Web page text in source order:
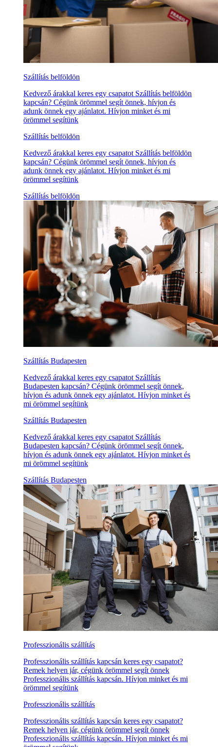
Szállítás belföldön
Kedvező árakkal keres egy csapatot Szállítás belföldön
kapcsán? Cégünk örömmel segít önnek, hívjon és
adunk önnek egy ajánlatot. Hívjon minket és mi
örömmel segítünk
Szállítás belföldön
Kedvező árakkal keres egy csapatot Szállítás belföldön
kapcsán? Cégünk örömmel segít önnek, hívjon és
adunk önnek egy ajánlatot. Hívjon minket és mi
örömmel segítünk
Szállítás belföldön
Szállítás Budapesten
Kedvező árakkal keres egy csapatot Szállítás
Budapesten kapcsán? Cégünk örömmel segít önnek,
hívjon és adunk önnek egy ajánlatot. Hívjon minket és
mi örömmel segítünk
Szállítás Budapesten
Kedvező árakkal keres egy csapatot Szállítás
Budapesten kapcsán? Cégünk örömmel segít önnek,
hívjon és adunk önnek egy ajánlatot. Hívjon minket és
mi örömmel segítünk
Szállítás Budapesten
Professzionális szállítás
Professzionális szállítás kapcsán keres egy csapatot?
Remek helyen jár, cégünk örömmel segít önnek
Professzionális szállítás kapcsán. Hívjon minket és mi
örömmel segítünk
Professzionális szállítás
Professzionális szállítás kapcsán keres egy csapatot?
Remek helyen jár, cégünk örömmel segít önnek
Professzionális szállítás kapcsán. Hívjon minket és mi